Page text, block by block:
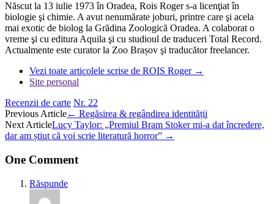
Născut la 13 iulie 1973 în Oradea, Rois Roger s-a licenţiat în
biologie şi chimie. A avut nenumărate joburi, printre care şi acela
mai exotic de biolog la Grădina Zoologică Oradea. A colaborat o
vreme şi cu editura Aquila şi cu studioul de traduceri Total Record.
Actualmente este curator la Zoo Brașov şi traducător freelancer.
Vezi toate articolele scrise de ROIS Roger →
Site personal
Recenzii de carte Nr. 22
Post
navigation
Previous Article← Regăsirea & regândirea identității
Next ArticleLucy Taylor: „Premiul Bram Stoker mi-a dat încredere,
dar am știut că voi scrie literatură horror” →
One Comment
Răspunde